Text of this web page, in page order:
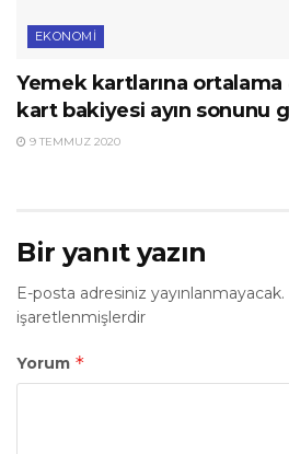
EKONOMI
Yemek kartlarına
kart bakiyesi ayın sonunu
9 TEMMUZ 2020
Bir yanıt yazın
E-posta adresiniz yayınlanmayacak.
işaretlenmişlerdir
Yorum *